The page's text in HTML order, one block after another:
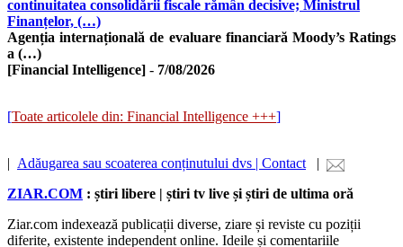
continuitatea consolidării fiscale rămân decisive; Ministrul
Finanțelor, (…)
Agenția internațională de evaluare financiară Moody’s Ratings
a (…)
[Financial Intelligence] - 7/08/2026
[Toate articolele din: Financial Intelligence +++]
| Adăugarea sau scoaterea conținutului dvs | Contact |
ZIAR.COM : știri libere | știri tv live și știri de ultima oră
Ziar.com indexează publicații diverse, ziare și reviste cu poziții
diferite, existente independent online. Ideile și comentariile